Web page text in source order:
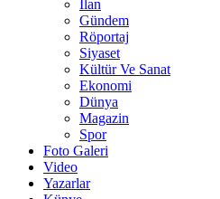
İlan
Gündem
Röportaj
Siyaset
Kültür Ve Sanat
Ekonomi
Dünya
Magazin
Spor
Foto Galeri
Video
Yazarlar